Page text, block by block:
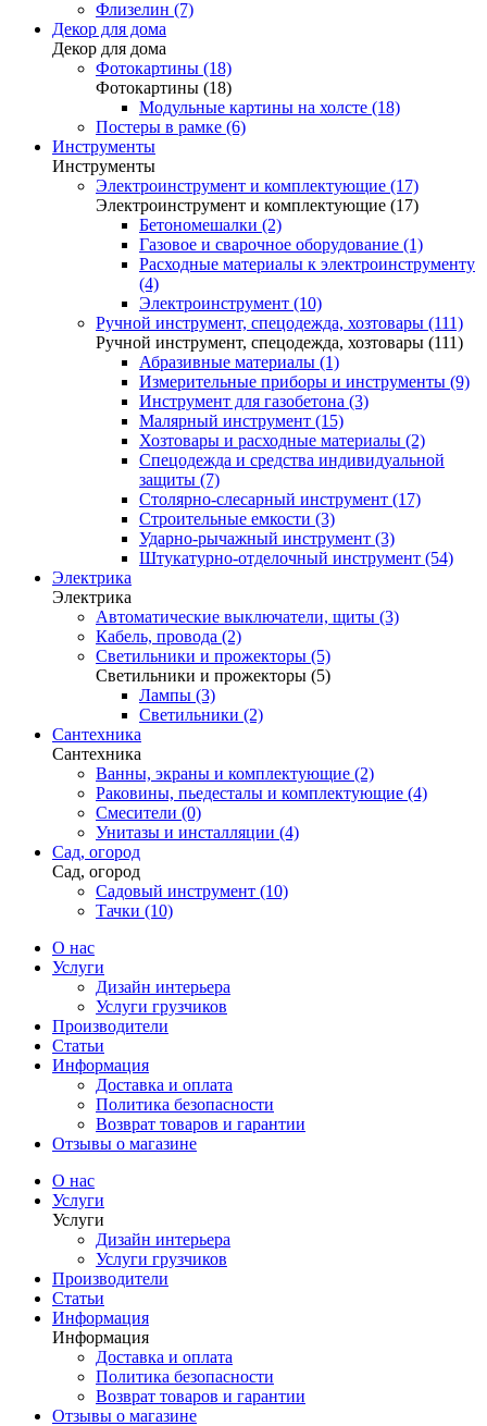
Флизелин (7)
Декор для дома
Декор для дома
Фотокартины (18)
Фотокартины (18)
Модульные картины на холсте (18)
Постеры в рамке (6)
Инструменты
Инструменты
Электроинструмент и комплектующие (17)
Электроинструмент и комплектующие (17)
Бетономешалки (2)
Газовое и сварочное оборудование (1)
Расходные материалы к электроинструменту
(4)
Электроинструмент (10)
Ручной инструмент, спецодежда, хозтовары (111)
Ручной инструмент, спецодежда, хозтовары (111)
Абразивные материалы (1)
Измерительные приборы и инструменты (9)
Инструмент для газобетона (3)
Малярный инструмент (15)
Хозтовары и расходные материалы (2)
Спецодежда и средства индивидуальной
защиты (7)
Столярно-слесарный инструмент (17)
Строительные емкости (3)
Ударно-рычажный инструмент (3)
Штукатурно-отделочный инструмент (54)
Электрика
Электрика
Автоматические выключатели, щиты (3)
Кабель, провода (2)
Светильники и прожекторы (5)
Светильники и прожекторы (5)
Лампы (3)
Светильники (2)
Сантехника
Сантехника
Ванны, экраны и комплектующие (2)
Раковины, пьедесталы и комплектующие (4)
Смесители (0)
Унитазы и инсталляции (4)
Сад, огород
Сад, огород
Садовый инструмент (10)
Тачки (10)
О нас
Услуги
Дизайн интерьера
Услуги грузчиков
Производители
Статьи
Информация
Доставка и оплата
Политика безопасности
Возврат товаров и гарантии
Отзывы о магазине
О нас
Услуги
Услуги
Дизайн интерьера
Услуги грузчиков
Производители
Статьи
Информация
Информация
Доставка и оплата
Политика безопасности
Возврат товаров и гарантии
Отзывы о магазине